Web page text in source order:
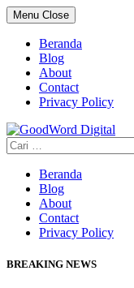
Skip
to
content
Menu Close
Beranda
Blog
About
Contact
Privacy Policy
Cari
untuk:
Beranda
Blog
About
Contact
Privacy Policy
BREAKING NEWS